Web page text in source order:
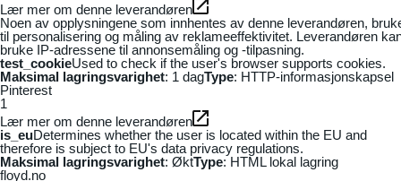
Lær mer om denne leverandøren
Noen av opplysningene som innhentes av denne leverandøren,
til personalisering og måling av reklameeffektivitet. Leverandøren
bruke IP-adressene til annonsemåling og -tilpasning.
test_cookieUsed to check if the user's browser supports cookies.
Maksimal lagringsvarighet: 1 dagType: HTTP-informasjonskapsel
Pinterest
1
Lær mer om denne leverandøren
is_euDetermines whether the user is located within the EU and
therefore is subject to EU's data privacy regulations.
Maksimal lagringsvarighet: ØktType: HTML lokal lagring
floyd.no